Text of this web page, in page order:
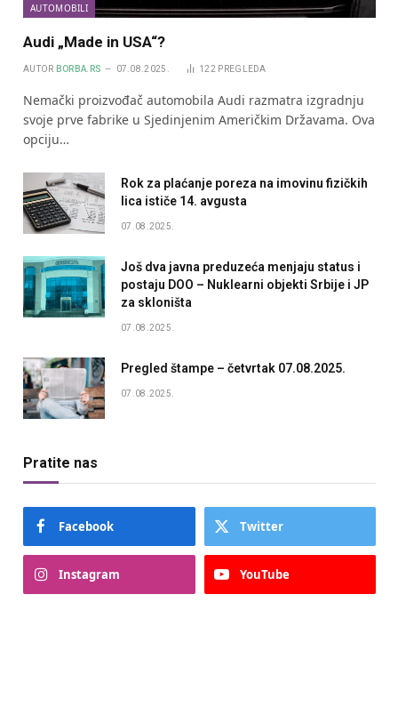
AUTOMOBILI
Audi „Made in USA“?
AUTOR BORBA.RS 07.08.2025. 122 PREGLEDA
Nemački proizvođač automobila Audi razmatra izgradnju
svoje prve fabrike u Sjedinjenim Američkim Državama. Ova
opciju…
Rok za plaćanje poreza na imovinu fizičkih
lica ističe 14. avgusta
07.08.2025.
Još dva javna preduzeća menjaju status i
postaju DOO – Nuklearni objekti Srbije i JP
za skloništa
07.08.2025.
Pregled štampe – četvrtak 07.08.2025.
07.08.2025.
Pratite nas
Facebook Twitter
Instagram YouTube